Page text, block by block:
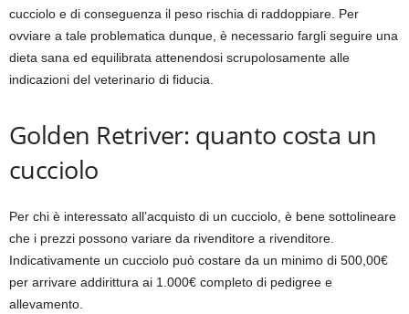
cucciolo e di conseguenza il peso rischia di raddoppiare. Per
ovviare a tale problematica dunque, è necessario fargli seguire una
dieta sana ed equilibrata attenendosi scrupolosamente alle
indicazioni del veterinario di fiducia.
Golden Retriver: quanto costa un
cucciolo
Per chi è interessato all’acquisto di un cucciolo, è bene sottolineare
che i prezzi possono variare da rivenditore a rivenditore.
Indicativamente un cucciolo può costare da un minimo di 500,00€
per arrivare addirittura ai 1.000€ completo di pedigree e
allevamento.